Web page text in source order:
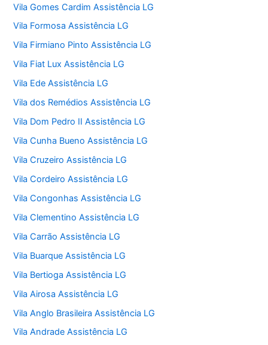
Vila Gomes Cardim Assistência LG
Vila Formosa Assistência LG
Vila Firmiano Pinto Assistência LG
Vila Fiat Lux Assistência LG
Vila Ede Assistência LG
Vila dos Remédios Assistência LG
Vila Dom Pedro II Assistência LG
Vila Cunha Bueno Assistência LG
Vila Cruzeiro Assistência LG
Vila Cordeiro Assistência LG
Vila Congonhas Assistência LG
Vila Clementino Assistência LG
Vila Carrão Assistência LG
Vila Buarque Assistência LG
Vila Bertioga Assistência LG
Vila Airosa Assistência LG
Vila Anglo Brasileira Assistência LG
Vila Andrade Assistência LG